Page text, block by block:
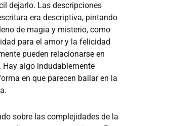
dejarlo. Las descripciones
era descriptiva, pintando
de magia y misterio, como
para el amor y la felicidad
pueden relacionarse en
Hay algo indudablemente
en que parecen bailar en la
sobre las complejidades de la